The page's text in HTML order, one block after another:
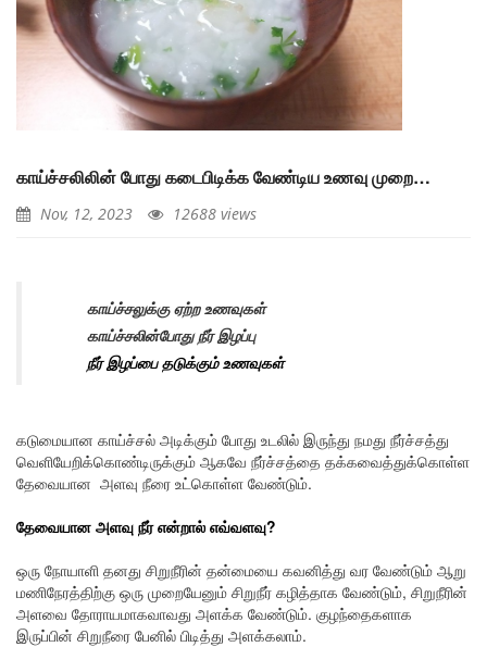
காய்ச்சலிலின் போது கடைபிடிக்க வேண்டிய உணவு முறை…
Nov, 12, 2023 12688 views
காய்ச்சலுக்கு ஏற்ற உணவுகள்
காய்ச்சலின்போது நீர் இழப்பு
நீர் இழப்பை தடுக்கும் உணவுகள்
கடுமையான காய்ச்சல் அடிக்கும் போது உடலில் இருந்து நமது நீர்ச்சத்து
வெளியேறிக்கொண்டிருக்கும் ஆகவே நீர்ச்சத்தை தக்கவைத்துக்கொள்ள
தேவையான அளவு நீரை உட்கொள்ள வேண்டும்.
தேவையான அளவு நீர் என்றால் எவ்வளவு?
ஒரு நோயாளி தனது சிறுநீரின் தன்மையை கவனித்து வர வேண்டும் ஆறு
மணிநேரத்திற்கு ஒரு முறையேனும் சிறுநீர் கழித்தாக வேண்டும், சிறுநீரின்
அளவை தோராயமாகவாவது அளக்க வேண்டும். குழந்தைகளாக
இருப்பின் சிறுநீரை பேனில் பிடித்து அளக்கலாம்.